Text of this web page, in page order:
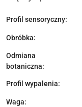
Profil sensoryczny:
Obróbka:
Odmiana
botaniczna:
Profil wypalenia:
Waga: